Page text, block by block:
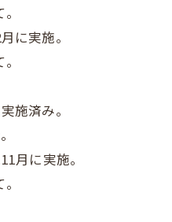
に実施。
施済み。
月に実施。